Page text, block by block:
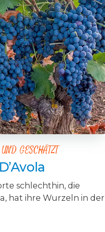
GESCHÄTZT
schlechthin, die
hat ihre Wurzeln in der